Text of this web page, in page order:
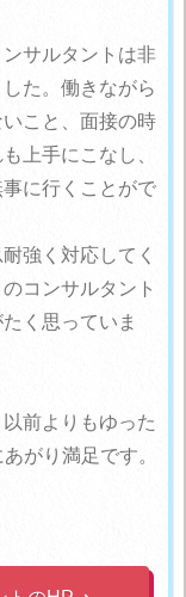
サルタントは非
た。働きながら
こと、面接の時
上手にこなし、
に行くことがで
強く対応してく
コンサルタント
く思っていま
前よりもゆった
がり満足です。